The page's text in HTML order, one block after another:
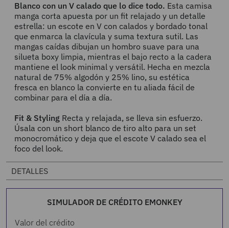
Blanco con un V calado que lo dice todo. Esta camisa
manga corta apuesta por un fit relajado y un detalle
estrella: un escote en V con calados y bordado tonal
que enmarca la clavícula y suma textura sutil. Las
mangas caídas dibujan un hombro suave para una
silueta boxy limpia, mientras el bajo recto a la cadera
mantiene el look minimal y versátil. Hecha en mezcla
natural de 75% algodón y 25% lino, su estética
fresca en blanco la convierte en tu aliada fácil de
combinar para el día a día.
Fit & Styling Recta y relajada, se lleva sin esfuerzo.
Úsala con un short blanco de tiro alto para un set
monocromático y deja que el escote V calado sea el
foco del look.
DETALLES
SIMULADOR DE CRÉDITO EMONKEY
Valor del crédito